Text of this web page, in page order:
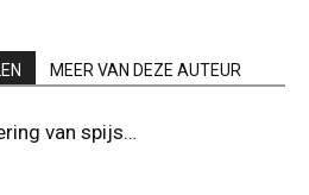
MEER VAN DEZE AUTEUR
van spijs…